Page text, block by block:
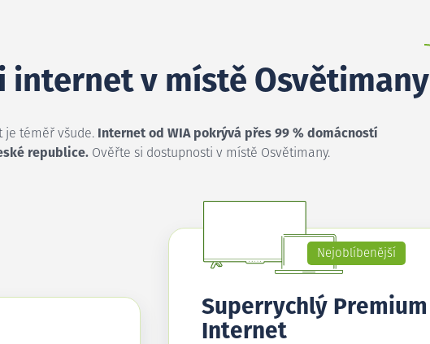
internet v místě Osvětimany
je téměř všude.
Internet od WIA pokrývá přes 99 % domácností
republice. Ověřte si dostupnosti v místě Osvětimany.
Nejoblíbenější
Superrychlý Premium
Internet